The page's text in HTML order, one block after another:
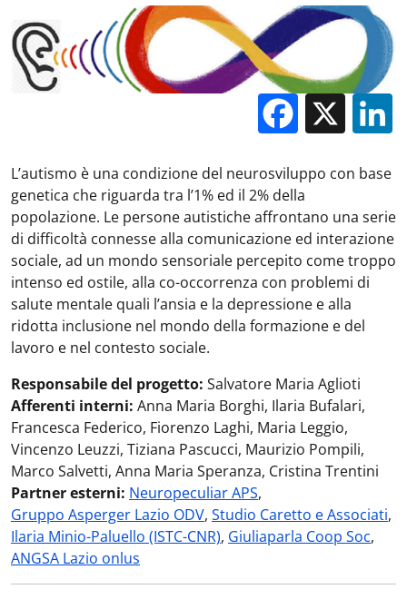
X
L’autismo è una condizione del neurosviluppo con base
genetica che riguarda tra l’1% ed il 2% della
popolazione. Le persone autistiche affrontano una serie
di difficoltà connesse alla comunicazione ed interazione
sociale, ad un mondo sensoriale percepito come troppo
intenso ed ostile, alla co-occorrenza con problemi di
salute mentale quali l’ansia e la depressione e alla
ridotta inclusione nel mondo della formazione e del
lavoro e nel contesto sociale.
Responsabile del progetto: Salvatore Maria Aglioti
Afferenti interni: Anna Maria Borghi, Ilaria Bufalari,
Francesca Federico, Fiorenzo Laghi, Maria Leggio,
Vincenzo Leuzzi, Tiziana Pascucci, Maurizio Pompili,
Marco Salvetti, Anna Maria Speranza, Cristina Trentini
Partner esterni: Neuropeculiar APS,
Gruppo Asperger Lazio ODV, Studio Caretto e Associati,
Ilaria Minio-Paluello (ISTC-CNR), Giuliaparla Coop Soc,
ANGSA Lazio onlus